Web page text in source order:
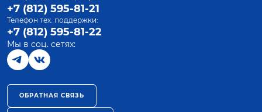
+7 (812) 595-81-21
Телефон тех. поддержки:
+7 (812) 595-81-22
Мы в соц. сетях:
ОБРАТНАЯ СВЯЗЬ